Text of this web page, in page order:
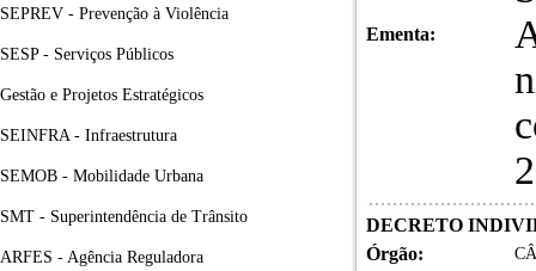
SEPREV - Prevenção à Violência
SESP - Serviços Públicos
Gestão e Projetos Estratégicos
SEINFRA - Infraestrutura
SEMOB - Mobilidade Urbana
SMT - Superintendência de Trânsito
ARFES - Agência Reguladora
Ementa:
DECRETO
Órgão: